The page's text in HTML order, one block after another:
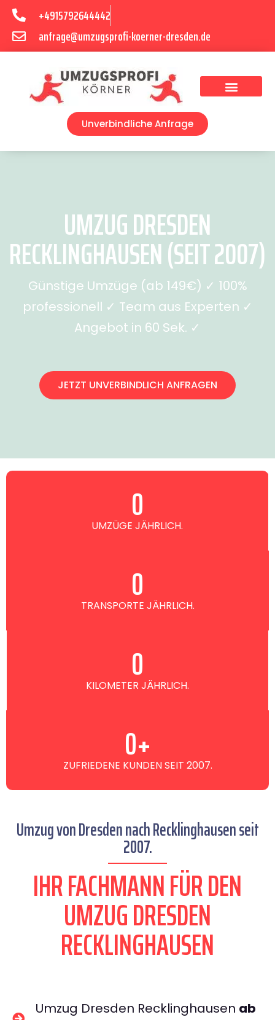
+4915792644442
anfrage@umzugsprofi-koerner-dresden.de
Unverbindliche Anfrage
UMZUG DRESDEN
RECKLINGHAUSEN (SEIT 2007)
Günstige Umzüge (ab 149€) ✓ 100%
professionell ✓ Team aus Experten ✓
Angebot in 60 Sek. ✓
JETZT UNVERBINDLICH ANFRAGEN
UMZÜGE JÄHRLICH.
0
TRANSPORTE JÄHRLICH.
0
KILOMETER JÄHRLICH.
0
ZUFRIEDENE KUNDEN SEIT 2007.
0+
Umzug von Dresden nach Recklinghausen seit
2007.
IHR FACHMANN FÜR DEN
UMZUG DRESDEN
RECKLINGHAUSEN
Umzug Dresden Recklinghausen ab